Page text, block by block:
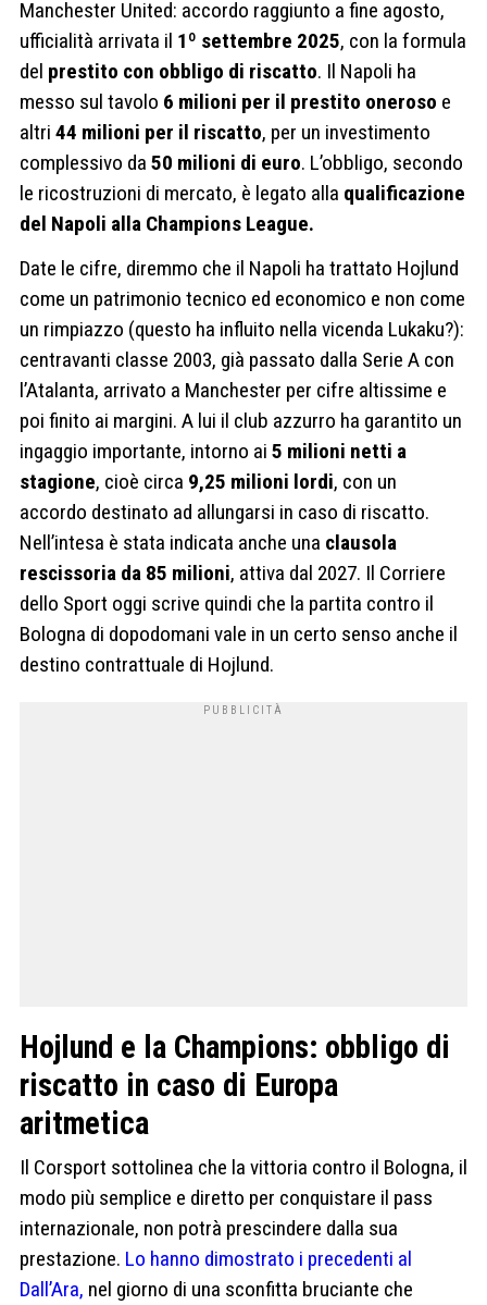
Manchester United: accordo raggiunto a fine agosto,
ufficialità arrivata il 1º settembre 2025, con la formula
del prestito con obbligo di riscatto. Il Napoli ha
messo sul tavolo 6 milioni per il prestito oneroso e
altri 44 milioni per il riscatto, per un investimento
complessivo da 50 milioni di euro. L’obbligo, secondo
le ricostruzioni di mercato, è legato alla qualificazione
del Napoli alla Champions League.
Date le cifre, diremmo che il Napoli ha trattato Hojlund
come un patrimonio tecnico ed economico e non come
un rimpiazzo (questo ha influito nella vicenda Lukaku?):
centravanti classe 2003, già passato dalla Serie A con
l’Atalanta, arrivato a Manchester per cifre altissime e
poi finito ai margini. A lui il club azzurro ha garantito un
ingaggio importante, intorno ai 5 milioni netti a
stagione, cioè circa 9,25 milioni lordi, con un
accordo destinato ad allungarsi in caso di riscatto.
Nell’intesa è stata indicata anche una clausola
rescissoria da 85 milioni, attiva dal 2027. Il Corriere
dello Sport oggi scrive quindi che la partita contro il
Bologna di dopodomani vale in un certo senso anche il
destino contrattuale di Hojlund.
Hojlund e la Champions: obbligo di
riscatto in caso di Europa
aritmetica
Il Corsport sottolinea che la vittoria contro il Bologna, il
modo più semplice e diretto per conquistare il pass
internazionale, non potrà prescindere dalla sua
prestazione. Lo hanno dimostrato i precedenti al
Dall’Ara, nel giorno di una sconfitta bruciante che